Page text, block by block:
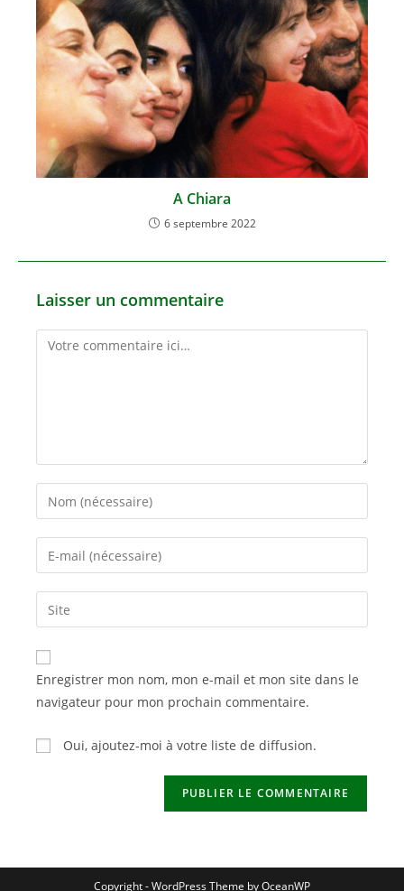
A Chiara
6 septembre 2022
Laisser un commentaire
Comment
Enter
your
name
comment
Enter
your
email
address
comment
Saisir
l’URL
de
votre
(facultatif)
Enregistrer mon nom, mon e-mail et mon site dans le
navigateur pour mon prochain commentaire.
Oui, ajoutez-moi à votre liste de diffusion.
Copyright - WordPress Theme by OceanWP